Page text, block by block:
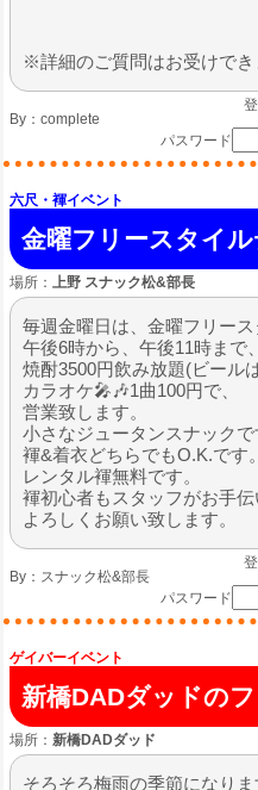
※詳細のご質問はお受けでき
By： complete
パスワード
六尺・褌イベント
金曜フリースタイル
場所： 上野 スナック松&部長
毎週金曜日は、金曜フリース
午後6時から、午後11時まで、
焼酎3500円飲み放題(ビール
カラオケ🎤🎶1曲100円で、
営業致します。
小さなジュータンスナックで
褌&着衣どちらでもO.K.です。
レンタル褌無料です。
褌初心者もスタッフがお手伝
よろしくお願い致します。
By： スナック松&部長
パスワード
ゲイバーイベント
新橋DADダッドの
場所： 新橋DADダッド
そろそろ梅雨の季節になり